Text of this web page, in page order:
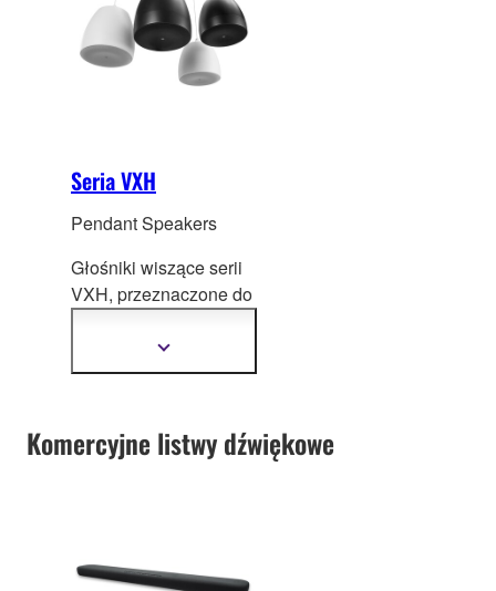
a wide range of
installation
requirements.
Seria VXH
Pendant Speakers
Głośniki wiszące serii
VXH, przeznaczone do
komercyjnych, ł
znakomitą jakość
z wyrafinowanym,
eleganckim
Pokaż
Komercyjne listwy dźwiękowe